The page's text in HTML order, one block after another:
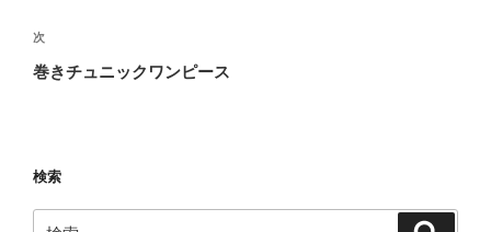
ビ
ゲ
ン
投
稿
次
の
次
巻きチュニックワンピース
検索
検